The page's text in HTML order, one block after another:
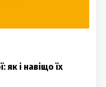
як і навіщо їх